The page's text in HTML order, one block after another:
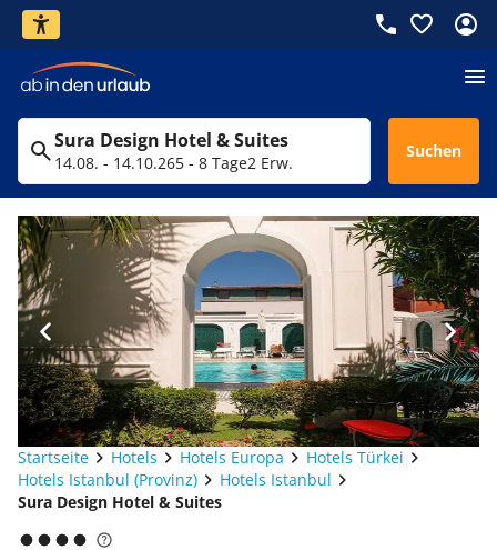
Sura Design Hotel & Suites
14.08. - 14.10.265 - 8 Tage2 Erw.
Suchen
Startseite Hotels Hotels Europa
Hotels Türkei
Hotels Istanbul (Provinz)
Hotels Istanbul
Sura Design Hotel & Suites